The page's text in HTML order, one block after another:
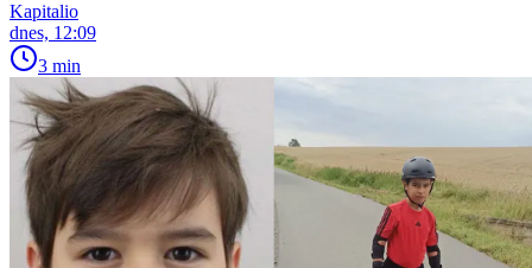
Kapitalio
dnes, 12:09
3 min